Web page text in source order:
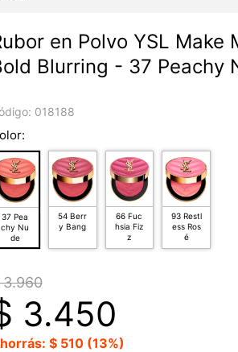
en Polvo YSL Make
Blurring - 37 Peachy
018188
37 Pea
chy Nu
de
54 Berr
y Bang
66 Fuc
hsia Fiz
z
93 Restl
ess Ros
é
3.960
3.450
$ 510 (13%)